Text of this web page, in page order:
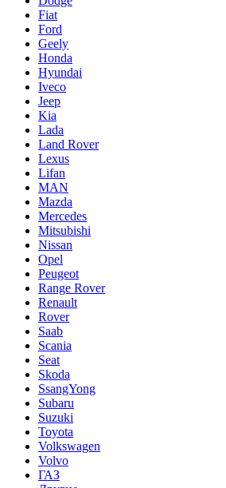
Fiat
Ford
Geely
Honda
Hyundai
Iveco
Jeep
Kia
Lada
Land Rover
Lexus
Lifan
MAN
Mazda
Mercedes
Mitsubishi
Nissan
Opel
Peugeot
Range Rover
Renault
Rover
Saab
Scania
Seat
Skoda
SsangYong
Subaru
Suzuki
Toyota
Volkswagen
Volvo
ГАЗ